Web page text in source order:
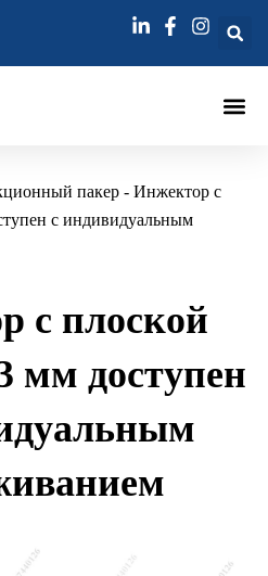
пакер - Инжектор с
с индивидуальным
с плоской
мм доступен